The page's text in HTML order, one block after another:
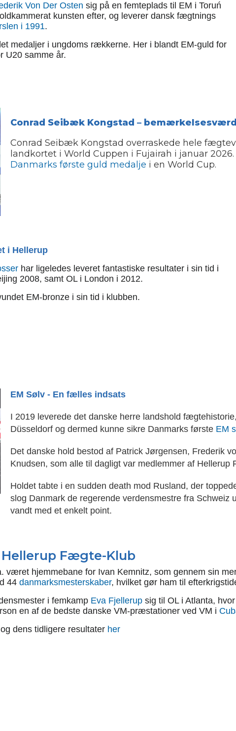
Von Der Osten sig på en femteplads til EM i Toruń
kunsten efter, og leverer dansk fægtnings
i 1991.
medaljer i ungdoms rækkerne. Her i blandt EM-guld for
U20 samme år.
Conrad Seibæk Kongstad –
Conrad Seibæk Kongstad overraskede hele
landkortet i World Cuppen i Fujairah i januar
Danmarks første guld medalje i en World Cup.
i Hellerup
har ligeledes leveret fantastiske resultater i sin tid i
2008, samt OL i London i 2012.
EM-bronze i sin tid i klubben.
EM Sølv - En fælles indsats
I 2019 leverede det danske herre landshold
Düsseldorf og dermed kunne sikre Danmarks første EM
Det danske hold bestod af Patrick Jørgensen, Frederik
Knudsen, som alle til dagligt var medlemmer af Hellerup
Holdet tabte i en sudden death mod Rusland, der
slog Danmark de regerende verdensmestre fra Schweiz
vandt med et enkelt point.
Fægte-Klub
hjemmebane for Ivan Kemnitz, som gennem sin
44 danmarksmesterskaber, hvilket gør ham til
i femkamp Eva Fjellerup sig til OL i Atlanta,
en af de bedste danske VM-præstationer ved VM i
dens tidligere resultater her